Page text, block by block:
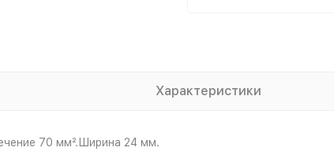
Характеристики
70 мм².Ширина 24 мм.